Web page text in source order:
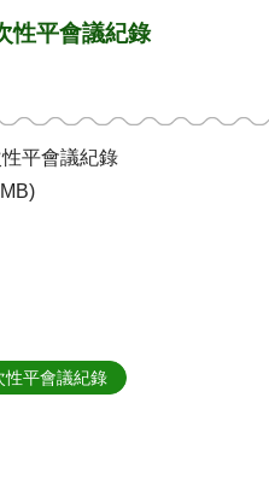
性平會議紀錄
平會議紀錄
性平會議紀錄